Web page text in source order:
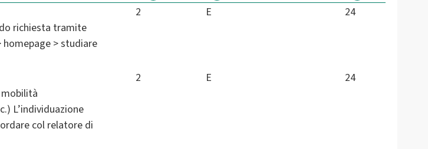
richiesta tramite
homepage > studiare
2 E 24
L’individuazione
col relatore di
2 E 24